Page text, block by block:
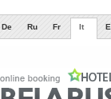
De Ru Fr It